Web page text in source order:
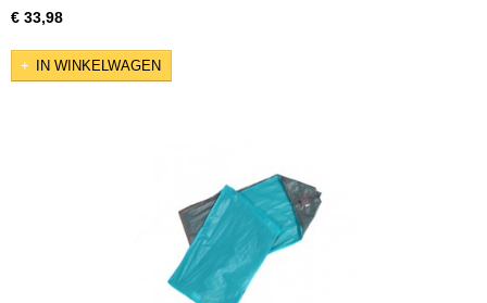
€ 33,98
IN WINKELWAGEN